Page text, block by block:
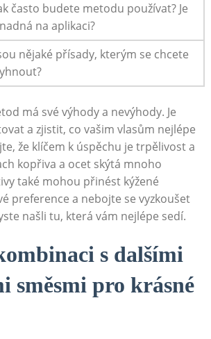
často budete ‍metodu ‌používat? Je
na aplikaci?
nějaké přísady, kterým se ​chcete
má své výhody a nevýhody.‍ Je
a zjistit, co vašim⁣ vlasům nejlépe
že klíčem k úspěchu je trpělivost a‍
kopřiva a ocet skýtá​ mnoho
také mohou přinést kýžené
preference a​ nebojte‌ se⁤ vyzkoušet
našli ⁢tu, která vám nejlépe sedí.
‍s dalšími
směsmi ⁢pro ⁢krásné